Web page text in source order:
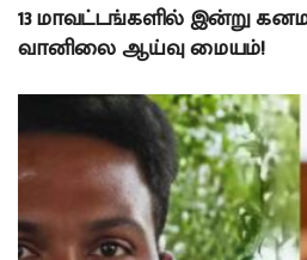
13 மாவட்டங்களில் இன்று
வானிலை ஆய்வு மையம்!